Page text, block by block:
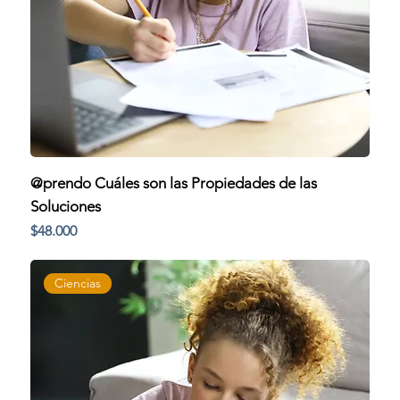
@prendo Cuáles son las Propiedades de las
Soluciones
Precio
$48.000
Ciencias